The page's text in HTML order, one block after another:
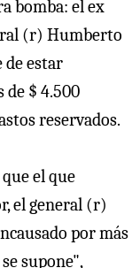
bomba: el ex
(r) Humberto
de estar
de $ 4.500
reservados.
el que
el general (r)
por más
supone",